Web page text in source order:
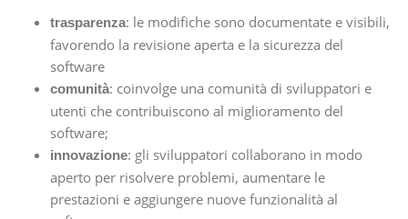
trasparenza: le modifiche sono documentate e visibili,
favorendo la revisione aperta e la sicurezza del
software
comunità: coinvolge una comunità di sviluppatori e
utenti che contribuiscono al miglioramento del
software;
innovazione: gli sviluppatori collaborano in modo
aperto per risolvere problemi, aumentare le
prestazioni e aggiungere nuove funzionalità al